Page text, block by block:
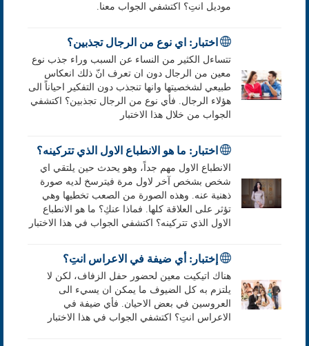
موديل انتِ؟ اكتشفي الجواب معنا.
اختبار: اي نوع من الرجال تجذبين؟
تتساءل الكثير من النساء عن السبب وراء جذب نوع
معين من الرجال دون ان تعرف انّ ذلك انعكاس
طبيعي لشخصيتها وانها تنجذب دون التفكير احياناً الى
هؤلاء الرجال. فأي نوع من الرجال تجذبين؟ اكتشفي
الجواب من خلال هذا الاختبار
اختبار: ما هو الانطباع الاول الذي تتركينه؟
الانطباع الاول مهم جداً، وهو يحدث حين يلتقي اي
شخص بشخص آخر لاول مرة فيترسخ لديه صورة
ذهنية عنه. وهذه الصورة من الصعب تخطيها وهي
تؤثر على العلاقة كلها. فماذا عنكِ؟ ما هو الانطباع
الاول الذي تتركينه؟ اكتشفي الجواب في هذا الاختبار
إختبار: أي ضيفة في الاعراس انتِ؟
هناك اتيكيت معين لحضور حفل الزفاف، لكن لا
يلتزم به كل الضيوف ما يمكن ان يسيء الى
العروسين في بعض الاحيان. فأي ضيفة في
الاعراس انتِ؟ اكتشفي الجواب في هذا الاختبار